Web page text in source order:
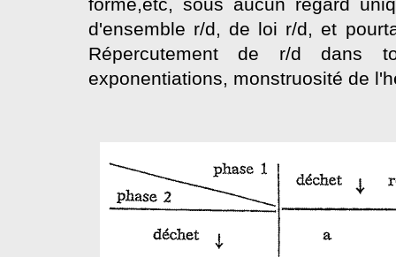
d'ensemble r/d, de loi r/d, et
Répercutement de r/d
exponentiations, monstruosité de